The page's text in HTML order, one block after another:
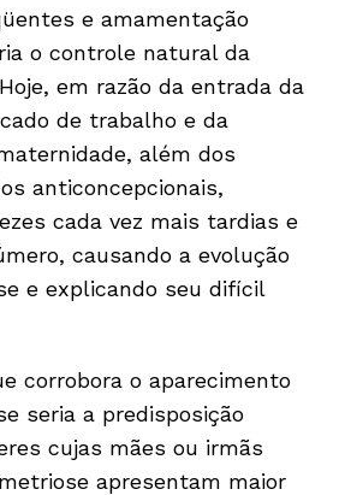
e amamentação
o controle natural da
em razão da entrada da
de trabalho e da
além dos
anticoncepcionais,
cada vez mais tardias e
causando a evolução
e explicando seu difícil
corrobora o aparecimento
seria a predisposição
cujas mães ou irmãs
apresentam maior